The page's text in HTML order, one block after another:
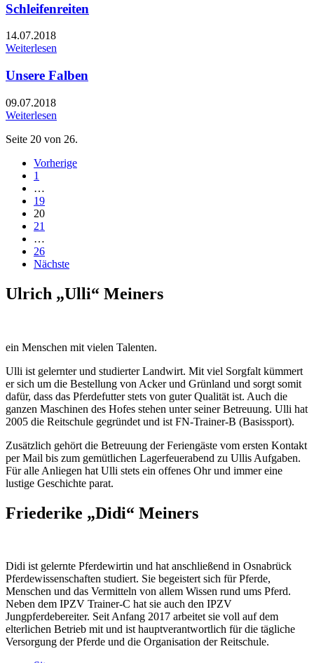
Schleifenreiten
14.07.2018
Weiterlesen
Unsere Falben
09.07.2018
Weiterlesen
Seite 20 von 26.
Vorherige
1
…
19
20
21
…
26
Nächste
Ulrich „Ulli“ Meiners
ein Menschen mit vielen Talenten.
Ulli ist gelernter und studierter Landwirt. Mit viel Sorgfalt kümmert
er sich um die Bestellung von Acker und Grünland und sorgt somit
dafür, dass das Pferdefutter stets von guter Qualität ist. Auch die
ganzen Maschinen des Hofes stehen unter seiner Betreuung. Ulli hat
2005 die Reitschule gegründet und ist FN-Trainer-B (Basissport).
Zusätzlich gehört die Betreuung der Feriengäste vom ersten Kontakt
per Mail bis zum gemütlichen Lagerfeuerabend zu Ullis Aufgaben.
Für alle Anliegen hat Ulli stets ein offenes Ohr und immer eine
lustige Geschichte parat.
Friederike „Didi“ Meiners
Didi ist gelernte Pferdewirtin und hat anschließend in Osnabrück
Pferdewissenschaften studiert. Sie begeistert sich für Pferde,
Menschen und das Vermitteln von allem Wissen rund ums Pferd.
Neben dem IPZV Trainer-C hat sie auch den IPZV
Jungpferdebereiter. Seit Anfang 2017 arbeitet sie voll auf dem
elterlichen Betrieb mit und ist hauptverantwortlich für die tägliche
Versorgung der Pferde und die Organisation der Reitschule.